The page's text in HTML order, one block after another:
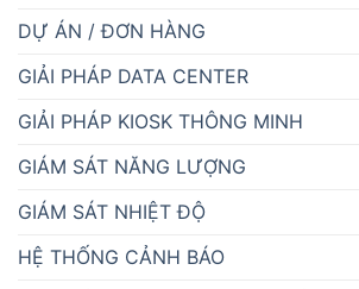
DỰ ÁN / ĐƠN HÀNG
GIẢI PHÁP DATA CENTER
GIẢI PHÁP KIOSK THÔNG MINH
GIÁM SÁT NĂNG LƯỢNG
GIÁM SÁT NHIỆT ĐỘ
HỆ THỐNG CẢNH BÁO